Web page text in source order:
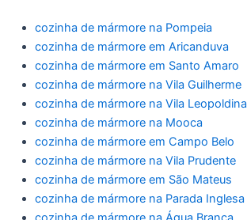
cozinha de mármore na Pompeia
cozinha de mármore em Aricanduva
cozinha de mármore em Santo Amaro
cozinha de mármore na Vila Guilherme
cozinha de mármore na Vila Leopoldina
cozinha de mármore na Mooca
cozinha de mármore em Campo Belo
cozinha de mármore na Vila Prudente
cozinha de mármore em São Mateus
cozinha de mármore na Parada Inglesa